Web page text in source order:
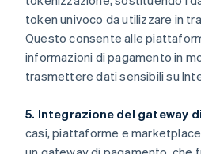
token univoco da utilizzare in
Questo consente alle
informazioni di pagamento in
trasmettere dati sensibili su
5. Integrazione del gateway
casi, piattaforme e